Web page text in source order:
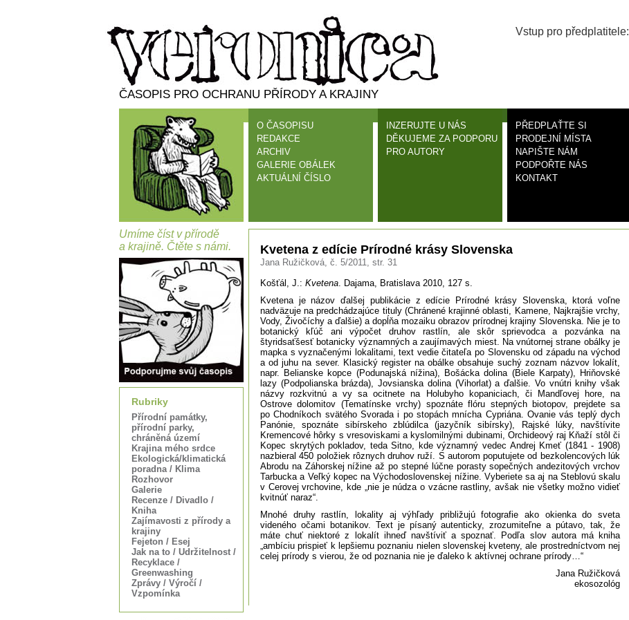
Vstup pro předplatitele:
ČASOPIS PRO OCHRANU PŘÍRODY A KRAJINY
O ČASOPISU
REDAKCE
ARCHIV
GALERIE OBÁLEK
AKTUÁLNÍ ČÍSLO
INZERUJTE U NÁS
DĚKUJEME ZA PODPORU
PRO AUTORY
PŘEDPLAŤTE SI
PRODEJNÍ MÍSTA
NAPIŠTE NÁM
PODPOŘTE NÁS
KONTAKT
Umíme číst v přírodě
a krajině. Čtěte s námi.
Rubriky
Přírodní památky,
přírodní parky,
chráněná území
Krajina mého srdce
Ekologická/klimatická
poradna / Klima
Rozhovor
Galerie
Recenze / Divadlo /
Kniha
Zajímavosti z přírody a
krajiny
Fejeton / Esej
Jak na to / Udržitelnost /
Recyklace /
Greenwashing
Zprávy / Výročí /
Vzpomínka
Kvetena z edície Prírodné krásy Slovenska
Jana Ružičková, č. 5/2011, str. 31
Košťál, J.: Kvetena. Dajama, Bratislava 2010, 127 s.
Kvetena je názov ďalšej publikácie z edície Prírodné krásy Slovenska, ktorá voľne
nadväzuje na predchádzajúce tituly (Chránené krajinné oblasti, Kamene, Najkrajšie vrchy,
Vody, Živočíchy a ďalšie) a dopĺňa mozaiku obrazov prírodnej krajiny Slovenska. Nie je to
botanický kľúč ani výpočet druhov rastlín, ale skôr sprievodca a pozvánka na
štyridsaťšesť botanicky významných a zaujímavých miest. Na vnútornej strane obálky je
mapka s vyznačenými lokalitami, text vedie čitateľa po Slovensku od západu na východ
a od juhu na sever. Klasický register na obálke obsahuje suchý zoznam názvov lokalít,
napr. Belianske kopce (Podunajská nížina), Bošácka dolina (Biele Karpaty), Hriňovské
lazy (Podpolianska brázda), Jovsianska dolina (Vihorlat) a ďalšie. Vo vnútri knihy však
názvy rozkvitnú a vy sa ocitnete na Holubyho kopaniciach, či Mandľovej hore, na
Ostrove dolomitov (Tematínske vrchy) spoznáte flóru stepných biotopov, prejdete sa
po Chodníkoch svätého Svorada i po stopách mnícha Cypriána. Ovanie vás teplý dych
Panónie, spoznáte sibírskeho zblúdilca (jazyčník sibírsky), Rajské lúky, navštívite
Kremencové hôrky s vresoviskami a kyslomilnými dubinami, Orchideový raj Kňaží stôl či
Kopec skrytých pokladov, teda Sitno, kde významný vedec Andrej Kmeť (1841 - 1908)
nazbieral 450 položiek rôznych druhov ruží. S autorom poputujete od bezkolencových lúk
Abrodu na Záhorskej nížine až po stepné lúčne porasty sopečných andezitových vrchov
Tarbucka a Veľký kopec na Východoslovenskej nížine. Vyberiete sa aj na Steblovú skalu
v Cerovej vrchovine, kde „nie je núdza o vzácne rastliny, avšak nie všetky možno vidieť
kvitnúť naraz“.
Mnohé druhy rastlín, lokality aj výhľady približujú fotografie ako okienka do sveta
videného očami botanikov. Text je písaný autenticky, zrozumiteľne a pútavo, tak, že
máte chuť niektoré z lokalít ihneď navštíviť a spoznať. Podľa slov autora má kniha
„ambíciu prispieť k lepšiemu poznaniu nielen slovenskej kveteny, ale prostredníctvom nej
celej prírody s vierou, že od poznania nie je ďaleko k aktívnej ochrane prírody…“
Jana Ružičková
ekosozológ